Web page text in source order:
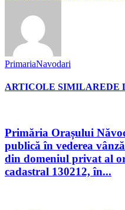
PrimariaNavodari
ARTICOLE SIMILAREDE
Primăria Orașului
publică în vederea
din domeniul privat al
cadastral 130212, în...